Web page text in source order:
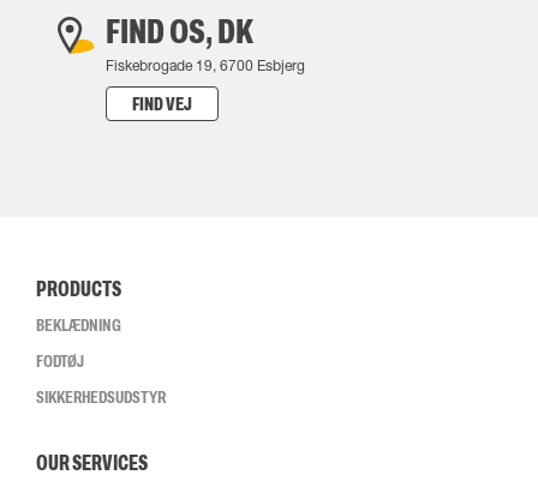
FIND OS, DK
Fiskebrogade 19, 6700 Esbjerg
FIND VEJ
PRODUCTS
BEKLÆDNING
FODTØJ
SIKKERHEDSUDSTYR
OUR SERVICES